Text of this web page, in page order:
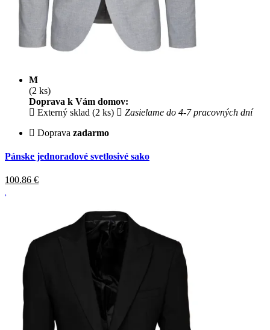
M
(2 ks)
Doprava k Vám domov:
Externý sklad (2 ks)
Zasielame do 4-7 pracovných dní
Doprava zadarmo
Pánske jednoradové svetlosivé sako
100.86 €